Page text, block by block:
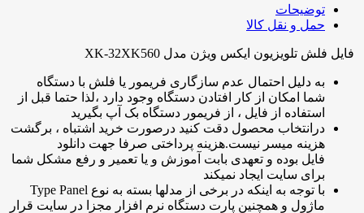
توضیحات
حمل و نقل کالا
فایل فلش تلویزیون ایکس ویژن مدل XK-32XK560
به دلیل احتمال عدم سازگاری فریمور یا فلش با دستگاه
شما امکان از کار افتادن دستگاه وجود دارد ،لذا حتما قبل از
استفاده از فایل ، از فریمور دستگاه بک آپ بگیرید
درانتخاب محصول دقت کنید درصورت خرید اشتباه ، برگشت
هزینه میسر نیست.هزینه پرداختی صرفا جهت دانلود
فایل بوده و تعهدی بابت آموزش و یا تعمیر و رفع مشکل شما
برای سایت ایجاد نمیکند
با توجه به اینکه در برخی از مدلها بسته به نوع Type Panel
ماژول و همچنین پارت دستگاه نرم افزار مجزا در سایت قرار